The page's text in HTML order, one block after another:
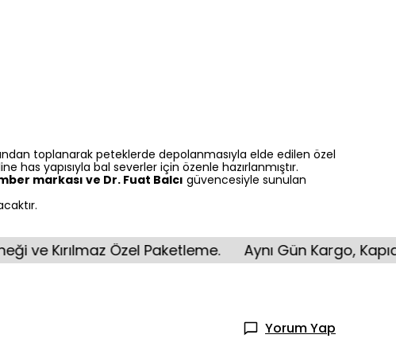
toplanarak peteklerde depolanmasıyla elde edilen özel
has yapısıyla bal severler için özenle hazırlanmıştır.
markası ve Dr. Fuat Balcı güvencesiyle sunulan
Özel Paketleme. Aynı Gün Kargo, Kapıda
Yorum Yap